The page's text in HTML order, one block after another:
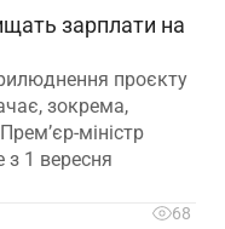
зарплати на
проєкту
зокрема,
міністр
з 1 вересня
68